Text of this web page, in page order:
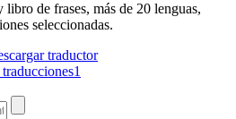
de frases, más de 20 lenguas,
seleccionadas.
traducciones1